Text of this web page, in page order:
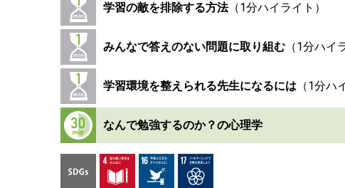
学習の敵を排除する方法
みんなで答えのない問題に取り組む
学習環境を整えられる先生になるには
なんで勉強するのか？の心理学